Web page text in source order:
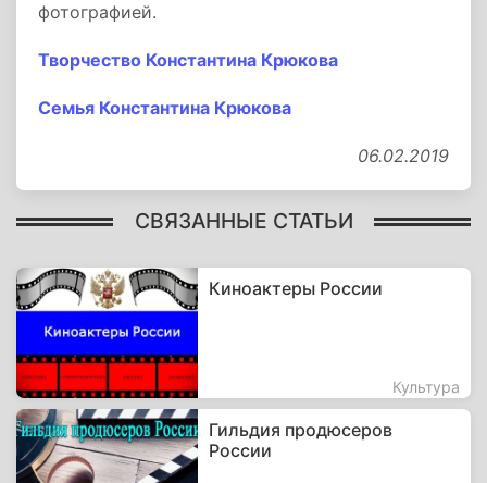
фотографией.
Творчество Константина Крюкова
Семья Константина Крюкова
06.02.2019
СВЯЗАННЫЕ СТАТЬИ
Киноактеры России
Культура
Гильдия продюсеров
России